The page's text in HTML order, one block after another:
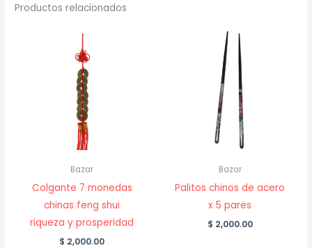
Productos relacionados
Bazar
Colgante 7 monedas
chinas feng shui
riqueza y prosperidad
$ 2,000.00
Bazar
Palitos chinos de acero
x 5 pares
$ 2,000.00